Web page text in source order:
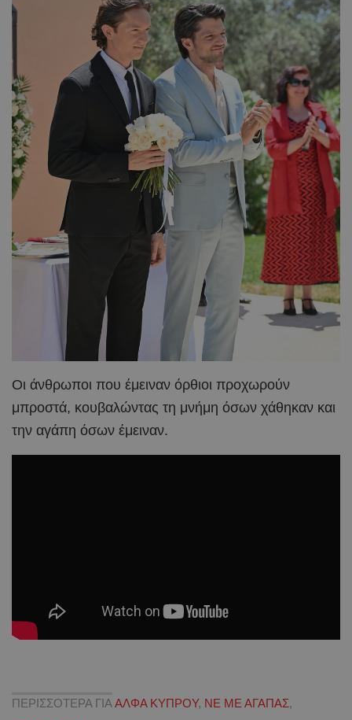
Οι άνθρωποι που έμειναν όρθιοι προχωρούν
μπροστά, κουβαλώντας τη μνήμη όσων χάθηκαν και
την αγάπη όσων έμειναν.
ΠΕΡΙΣΣΟΤΕΡΑ ΓΙΑ ΑΛΦΑ ΚΥΠΡΟΥ, ΝΕ ΜΕ ΑΓΑΠΑΣ,